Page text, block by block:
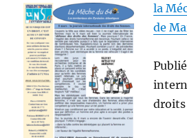
la
de
droits